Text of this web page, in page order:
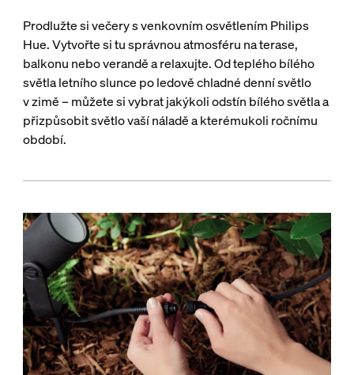
Prodlužte si večery s venkovním osvětlením Philips
Hue. Vytvořte si tu správnou atmosféru na terase,
balkonu nebo verandě a relaxujte. Od teplého bílého
světla letního slunce po ledově chladné denní světlo
v zimě – můžete si vybrat jakýkoli odstín bílého světla a
přizpůsobit světlo vaší náladě a kterémukoli ročnímu
období.